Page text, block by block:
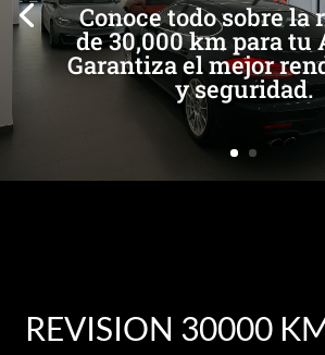
Conoce todo sobre la
de 30,000 km para tu
Garantiza el mejor
y seguridad.
REVISION 30000